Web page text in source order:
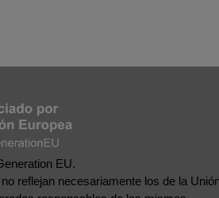
EU.
reflejan necesariamente los de la